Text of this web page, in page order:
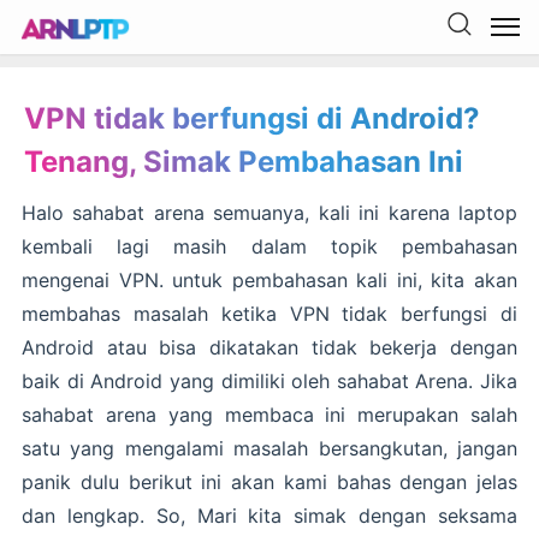
VPN tidak berfungsi di Android?
Tenang, Simak Pembahasan Ini
Halo sahabat arena semuanya, kali ini karena laptop
kembali lagi masih dalam topik pembahasan
mengenai VPN. untuk pembahasan kali ini, kita akan
membahas masalah ketika VPN tidak berfungsi di
Android atau bisa dikatakan tidak bekerja dengan
baik di Android yang dimiliki oleh sahabat Arena. Jika
sahabat arena yang membaca ini merupakan salah
satu yang mengalami masalah bersangkutan, jangan
panik dulu berikut ini akan kami bahas dengan jelas
dan lengkap. So, Mari kita simak dengan seksama